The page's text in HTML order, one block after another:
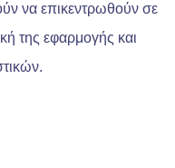
να επικεντρωθούν σε
της εφαρμογής και